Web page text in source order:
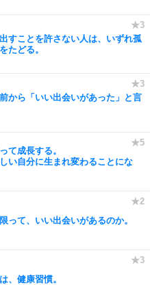
すことを許さない人は、いずれ孤
たどる。
から「いい出会いがあった」と言
て成長する。
い自分に生まれ変わることにな
って、いい出会いがあるのか。
、健康習慣。